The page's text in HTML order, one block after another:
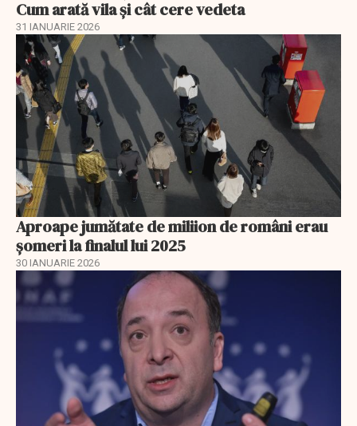
Cum arată vila și cât cere vedeta
31 IANUARIE 2026
Aproape jumătate de miliion de români erau
șomeri la finalul lui 2025
30 IANUARIE 2026